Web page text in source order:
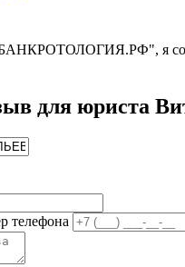
"БАНКРОТОЛОГИЯ.РФ", я
для юриста
телефона